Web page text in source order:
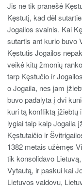
Jis ne tik pranešė
Kęstutį, kad dėl
Jogailos svainis. Kai
sutartis ant kurio buvo
Kęstutis Jogailos
veikė kitų žmonių
tarp Kęstučio ir
o Jogaila, nes jam
buvo padalyta į dvi
kuri tą konfliktą įžiebtų
lygiai taip kaip Jogaila
Kęstutaičio ir
1382 metais užėmęs
tik konsolidavo
Vytautą, ir paskui kai
Lietuvos valdovu,